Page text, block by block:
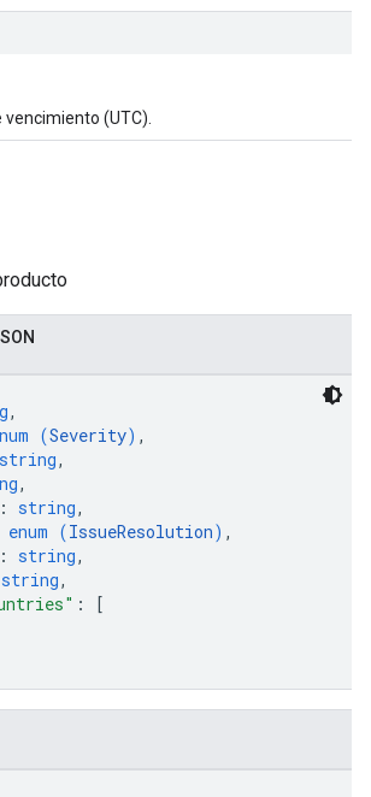
vencimiento (UTC).
,
(Severity) ,
string,
,
: string,
enum (IssueResolution) ,
: string,
string,
:
[